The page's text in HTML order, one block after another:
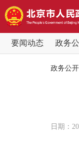
要闻动态 政务
政务公开
日期：